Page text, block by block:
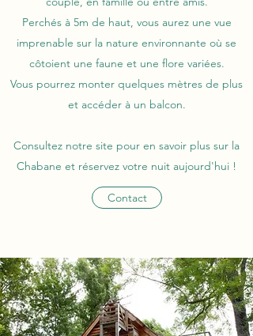
Perchés à 5m de haut, vous aurez une vue
imprenable sur la nature environnante où se
côtoient une faune et une flore variées.
Vous pourrez monter quelques mètres de plus
et accéder à un balcon.
Consultez notre site pour en savoir plus sur la
Chabane et réservez votre nuit aujourd'hui !
Contact